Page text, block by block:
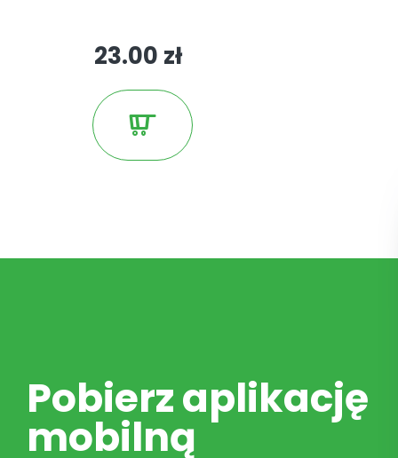
23.00 zł
Pobierz aplikację
mobilną